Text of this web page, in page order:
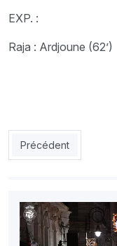
EXP. :
Raja : Ardjoune (62’)
Article précédent :
Précédent